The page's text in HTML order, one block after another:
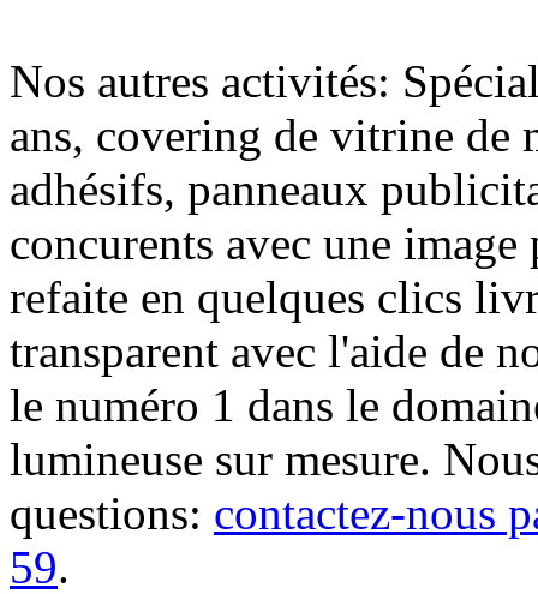
Nos autres activités:
ans, covering de vitrine de
adhésifs, panneaux
concurents avec une
refaite en quelques clics
transparent avec l'aide de
le numéro 1 dans le
lumineuse sur mesure.
questions: contactez-nous
59.